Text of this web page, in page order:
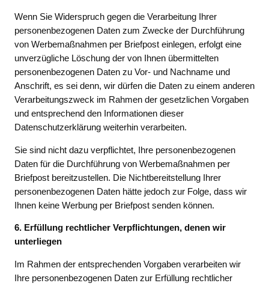
Wenn Sie Widerspruch gegen die Verarbeitung Ihrer
personenbezogenen Daten zum Zwecke der Durchführung
von Werbemaßnahmen per Briefpost einlegen, erfolgt eine
unverzügliche Löschung der von Ihnen übermittelten
personenbezogenen Daten zu Vor- und Nachname und
Anschrift, es sei denn, wir dürfen die Daten zu einem anderen
Verarbeitungszweck im Rahmen der gesetzlichen Vorgaben
und entsprechend den Informationen dieser
Datenschutzerklärung weiterhin verarbeiten.
Sie sind nicht dazu verpflichtet, Ihre personenbezogenen
Daten für die Durchführung von Werbemaßnahmen per
Briefpost bereitzustellen. Die Nichtbereitstellung Ihrer
personenbezogenen Daten hätte jedoch zur Folge, dass wir
Ihnen keine Werbung per Briefpost senden können.
6. Erfüllung rechtlicher Verpflichtungen, denen wir
unterliegen
Im Rahmen der entsprechenden Vorgaben verarbeiten wir
Ihre personenbezogenen Daten zur Erfüllung rechtlicher